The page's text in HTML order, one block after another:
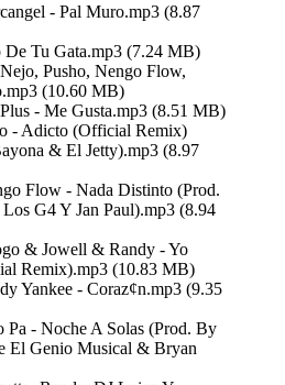
- Pal Muro.mp3 (8.87
Tu Gata.mp3 (7.24 MB)
Pusho, Nengo Flow,
(10.60 MB)
- Me Gusta.mp3 (8.51 MB)
- Adicto (Official Remix)
& El Jetty).mp3 (8.97
Flow - Nada Distinto (Prod.
G4 Y Jan Paul).mp3 (8.94
& Jowell & Randy - Yo
Remix).mp3 (10.83 MB)
Yankee - Coraz¢n.mp3 (9.35
Pa - Noche A Solas (Prod. By
El Genio Musical & Bryan